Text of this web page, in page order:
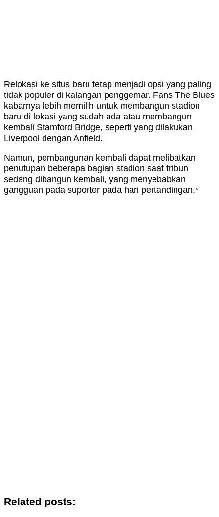
Relokasi ke situs baru tetap menjadi opsi yang paling
tidak populer di kalangan penggemar. Fans The Blues
kabarnya lebih memilih untuk membangun stadion
baru di lokasi yang sudah ada atau membangun
kembali Stamford Bridge, seperti yang dilakukan
Liverpool dengan Anfield.
Namun, pembangunan kembali dapat melibatkan
penutupan beberapa bagian stadion saat tribun
sedang dibangun kembali, yang menyebabkan
gangguan pada suporter pada hari pertandingan.*
Related posts: